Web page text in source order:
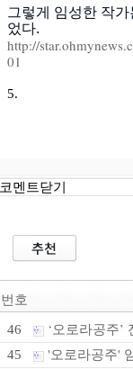
그렇게 임성한 작
었다.
http://
01
5.
코멘트닫기
번호
46 ‘오로라공주
45 '오로라공주'